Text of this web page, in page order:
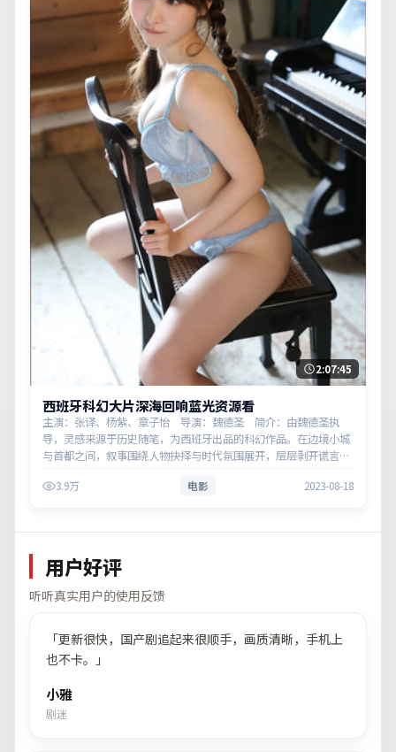
2:07:45
西班牙科幻大片深海回响蓝光资源看
主演：张译、杨紫、章子怡 导演：魏德圣 简介：由魏德圣执
导，灵感来源于历史随笔，为西班牙出品的科幻作品。在边境小城
与首都之间，叙事围绕人物抉择与时代氛围展开，层层剥开谎言与
3.9万 电影 2023-08-18
用户好评
听听真实用户的使用反馈
「更新很快，国产剧追起来很顺手，画质清晰，手机上
也不卡。
」
小雅
剧迷